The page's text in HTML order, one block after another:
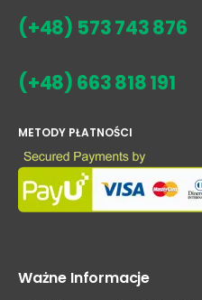
(+48) 573 743 876
(+48) 663 818 191
METODY PŁATNOŚCI
Ważne Informacje